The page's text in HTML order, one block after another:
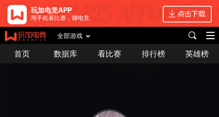
玩加电竞APP
用手机看比赛，聊电竞
全部游戏
首页 数据库 看比赛 排行榜 英雄榜